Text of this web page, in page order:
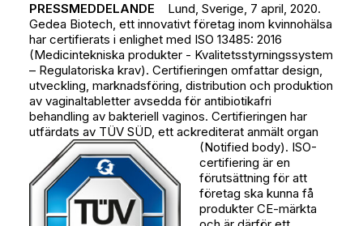
Hållbarhet
Utveckling
För patienter
Nyheter
Om oss
Search
PRESSMEDDELANDE
Lund, Sverige, 7 april, 2020.
Gedea Biotech, ett innovativt företag inom kvinnohälsa
har certifierats i enlighet med ISO 13485: 2016
(Medicintekniska produkter - Kvalitetsstyrningssystem
– Regulatoriska krav). Certifieringen omfattar design,
utveckling, marknadsföring, distribution och produktion
av vaginaltabletter avsedda för antibiotikafri
behandling av bakteriell vaginos. Certifieringen har
utfärdats av TÜV SÜD, ett ackrediterat anmält organ
(Notified body). ISO-
certifiering är en
förutsättning för att
företag ska kunna få
produkter CE-märkta